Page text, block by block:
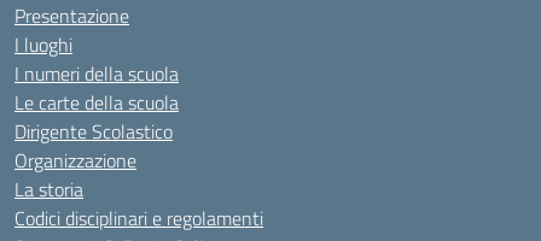
Presentazione
I luoghi
I numeri della scuola
Le carte della scuola
Dirigente Scolastico
Organizzazione
La storia
Codici disciplinari e regolamenti